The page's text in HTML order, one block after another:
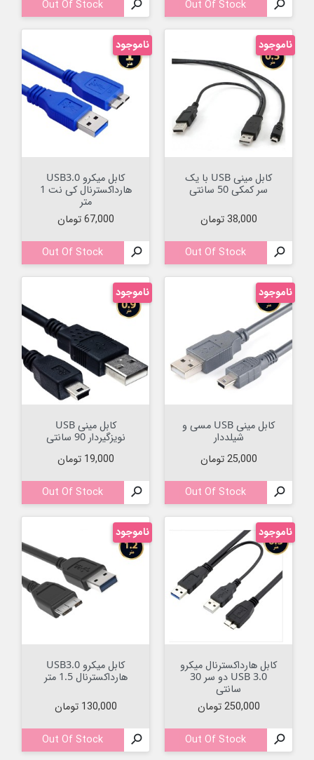

Out Of Stock

Out Of Stock
کابل مینی USB با یک
سر کمکی 50 سانتی
قیمت
38,000 تومان

Out Of Stock
ناموجود
کابل میکرو USB3.0
هارداکسترنال کی نت 1
متر
قیمت
67,000 تومان

Out Of Stock
ناموجود
کابل مینی USB مسی و
شیلددار
قیمت
25,000 تومان

Out Of Stock
ناموجود
کابل مینی USB
نویزگیردار 90 سانتی
قیمت
19,000 تومان

Out Of Stock
ناموجود
کابل هارداکسترنال میکرو
USB 3.0 دو سر 30
سانتی
قیمت
250,000 تومان

Out Of Stock
ناموجود
کابل میکرو USB3.0
هارداکسترنال 1.5 متر
قیمت
130,000 تومان

Out Of Stock
ناموجود